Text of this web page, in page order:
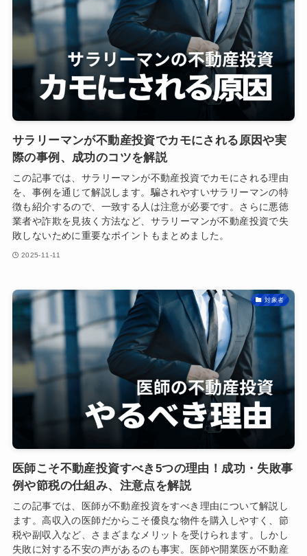
サラリーマンが不動産投資でカモにされる原因や実
際の事例、成功のコツを解説
この記事では、サラリーマンが不動産投資でカモにされる理由
を、事例を通じて解説します。騙されやすいサラリーマンの特
徴も紹介するので、一致する人は注意が必要です。さらに悪徳
業者や詐欺を見抜く方法など、サラリーマンが不動産投資で失
敗しないために重要なポイントもまとめました。
2025-11-11
対象者
医師こそ不動産投資すべき5つの理由！成功・失敗事
例や節税の仕組み、注意点を解説
この記事では、医師が不動産投資をすべき理由について解説し
ます。高収入の医師だからこそ優良な物件を購入しやすく、節
税や副収入など、さまざまなメリットを受けられます。しかし
失敗に対する不安の声があるのも事実。医師や開業医が不動産